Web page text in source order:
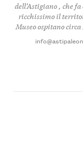
dell’Astigiano, che fa
ricchissimo il
Museoospitano